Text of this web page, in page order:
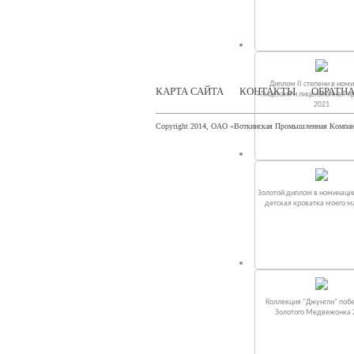
Диплом II степени в
«Лицензия и лицензионная
2021
Золотой диплом в
детская кроватка моего
Коллекция "Джунгли"
Золотого Медвежонка
КАРТА САЙТА КОНТАКТЫ
Copyright 2014, ОАО «Воткинская Промышленная